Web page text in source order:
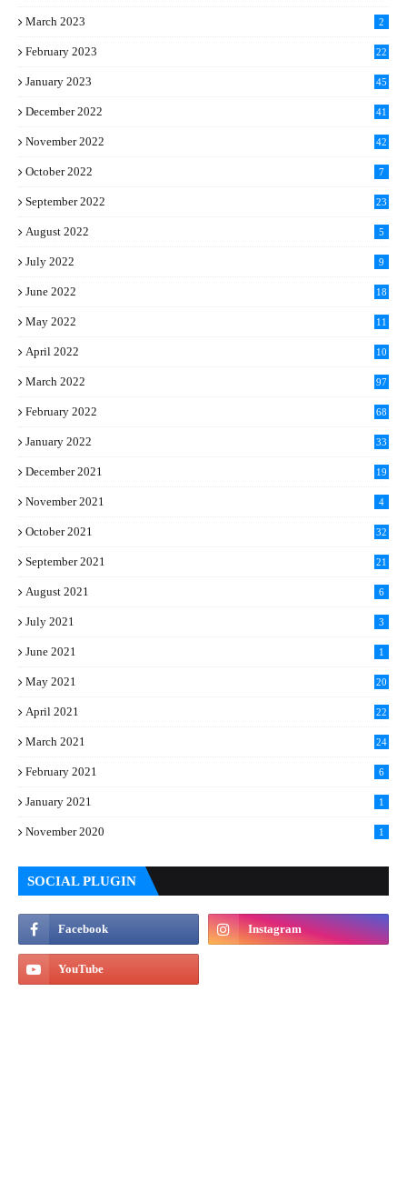
March 2023 2
February 2023 22
January 2023 45
December 2022 41
November 2022 42
October 2022 7
September 2022 23
August 2022 5
July 2022 9
June 2022 18
May 2022 11
April 2022 10
March 2022 97
February 2022 68
January 2022 33
December 2021 19
November 2021 4
October 2021 32
September 2021 21
August 2021 6
July 2021 3
June 2021 1
May 2021 20
April 2021 22
March 2021 24
February 2021 6
January 2021 1
November 2020 1
SOCIAL PLUGIN